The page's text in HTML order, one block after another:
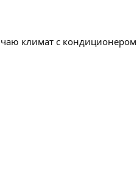
климат с кондиционером